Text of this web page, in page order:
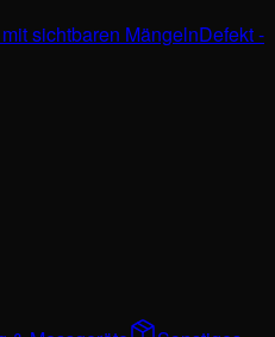
sichtbaren MängelnDefekt -